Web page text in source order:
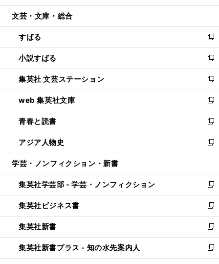
開
ウ
開
く
ン
ウ
で
開
く
ウ
ン
ド
ウ
で
開
く
文芸・文庫・総合
すばる
新
し
い
ウ
ィ
ン
ド
ウ
で
開
く
小説すばる
新
し
い
ウ
ィ
ン
ド
ウ
で
開
集英社 文芸ステーション
新
し
い
ウ
ィ
ン
ド
ウ
開
く
web 集英社文庫
新
し
い
ウ
ィ
ン
ウ
で
開
く
青春と読書
新
し
い
ウ
ン
ド
ウ
で
開
く
アジア人物史
新
し
ウ
ィ
ン
ド
ウ
で
開
く
学芸・ノンフィクション・新書
集英社学芸部 - 学芸・ノンフィクション
新
し
い
ウ
ィ
ン
ド
ウ
集英社ビジネス書
新
し
い
ウ
ィ
ン
集英社新書
新
し
い
ウ
集英社新書プラス - 知の水先案内人
新
し